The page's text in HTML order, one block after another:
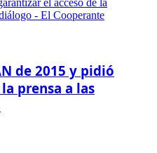
de 2015 y pidió
prensa a las